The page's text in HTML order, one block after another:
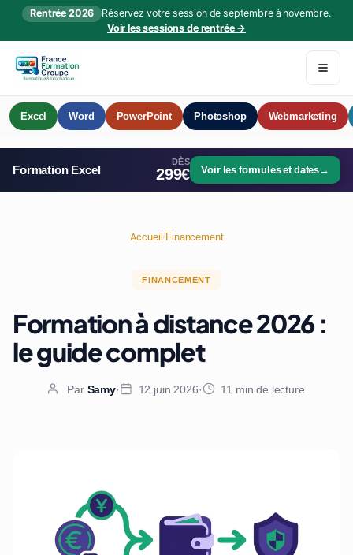
Rentrée 2026
Réservez votre session de septembre à novembre.
Voir les sessions de rentrée →
Excel Word PowerPoint Photoshop Webmarketing
Formation Excel
DÈS
299€ Voir les formules et dates→
Accueil Financement
FINANCEMENT
Formation à distance 2026 :
le guide complet
Par Samy· 12 juin 2026· 11 min de lecture